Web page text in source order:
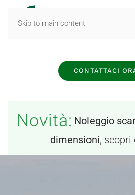
Skip to main content
CONTATTACI
Novità: Noleggio
dimensioni, scopri